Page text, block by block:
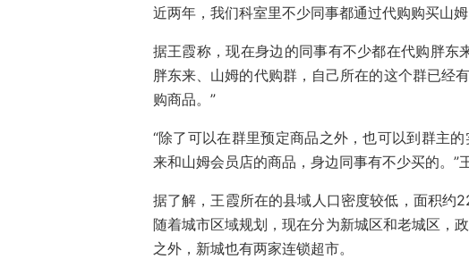
近两年，我们科室里不少同事都通过代购购买山
据王霞称，现在身边的同事有不少都在代购胖东
胖东来、山姆的代购群，自己所在的这个群已经
购商品。”
“除了可以在群里预定商品之外，也可以到群主
来和山姆会员店的商品，身边同事有不少买的。”
据了解，王霞所在的县域人口密度较低，面积约
随着城市区域规划，现在分为新城区和老城区，
之外，新城也有两家连锁超市。